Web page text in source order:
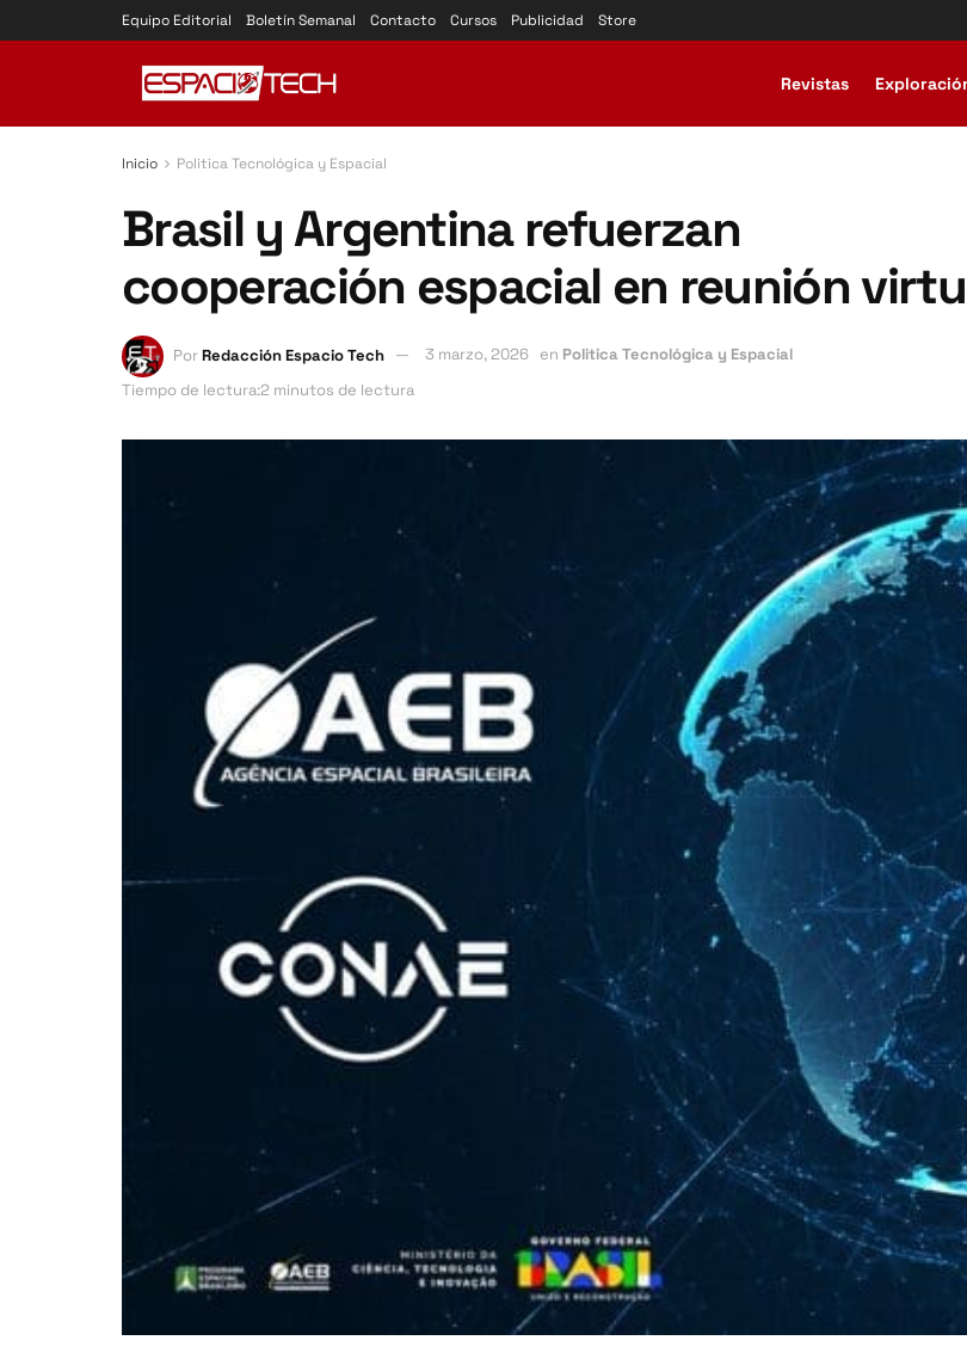
Equipo Editorial Boletín Semanal Contacto Cursos Publicidad Store
Revistas
Inicio Politica Tecnológica y Espacial
Brasil y Argentina refuerzan
cooperación espacial en reunión
PorRedacción Espacio Tech 3 marzo, 2026 en Politica Tecnológica y Espacial
Tiempo de lectura:2 minutos de lectura